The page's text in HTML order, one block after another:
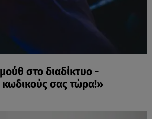
στο διαδίκτυο -
κωδικούς σας τώρα!»